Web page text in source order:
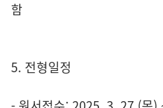
함
5. 전형일정